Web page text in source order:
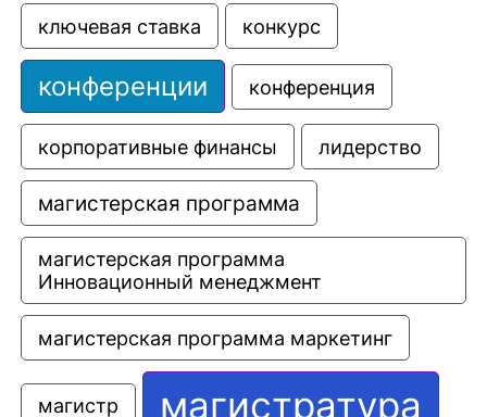
ключевая ставка конкурс
конференции конференция
корпоративные финансы лидерство
магистерская программа
магистерская программа
Инновационный менеджмент
магистерская программа маркетинг
магистр магистратура